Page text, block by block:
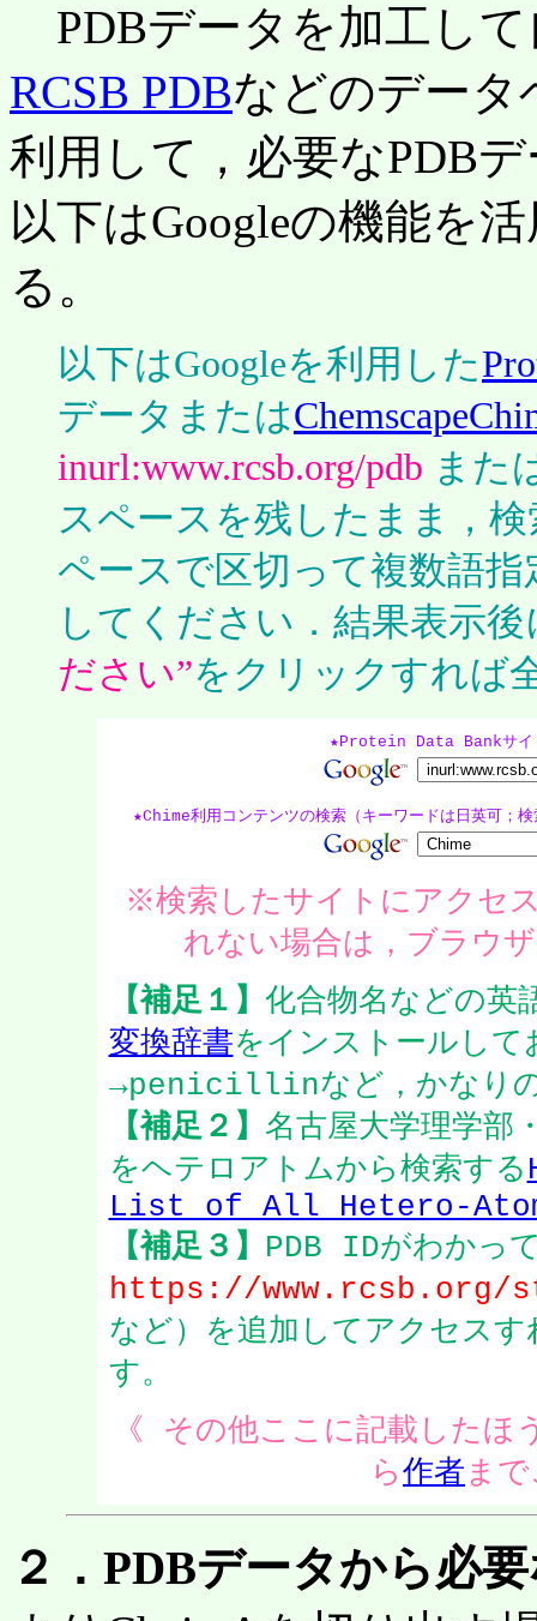
PDBデータを加工し
RCSB PDBなどのデータ
利用して，必要なPDB
以下はGoogleの機能を
る。
以下はGoogleを利用した
データまたは
inurl:www.rcsb.org/pdb また
スペースを残したまま，
ペースで区切って複数語
してください．結果表示
ださい”をクリックすれば
★Protein Data Bankサイト
★Chime利用コンテンツの検索（キーワードは日英可；
※検索したサイトにアクセ
れない場合は，ブラウ
【補足１】 化合物名などの英
変換辞書をインストールし
→penicillinなど，かなりの
【補足２】 名古屋大学理学部
をヘテロアトムから検索する
List of All Hetero-
【補足３】 PDB IDがわかっ
https://www.rcsb.org/
など）を追加してアクセス
す。
《 その他ここに記載したほ
ら作者 ま
２．PDBデータから必